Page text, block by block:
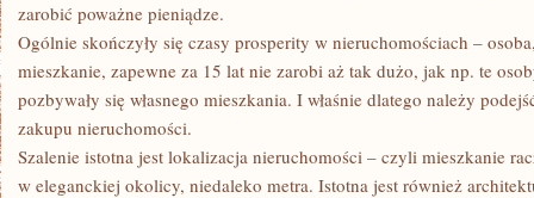
zarobić poważne pieniądze.
Ogólnie skończyły się czasy prosperity w nieruchomościach –
mieszkanie, zapewne za 15 lat nie zarobi aż tak dużo, jak np. te
pozbywały się własnego mieszkania. I właśnie dlatego należy
zakupu nieruchomości.
Szalenie istotna jest lokalizacja nieruchomości – czyli mieszkanie
w eleganckiej okolicy, niedaleko metra. Istotna jest również